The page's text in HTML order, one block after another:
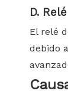
D.
El relé
debido